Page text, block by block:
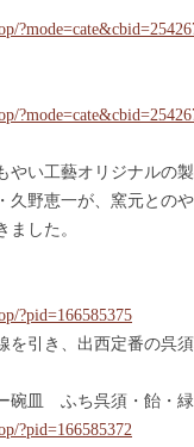
やい工藝オリジナルの製
久野恵一が、窯元との
ました。
?pid=166585375
を引き、出西定番の呉
碗皿 ふち呉須・飴・緑
?pid=166585372